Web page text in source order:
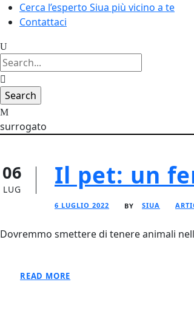
Cerca l’esperto Siua più vicino a te
Contattaci
surrogato
06
LUG Il pet: un
6 LUGLIO 2022 BY SIUA
Dovremmo smettere di tenere animali
READ MORE